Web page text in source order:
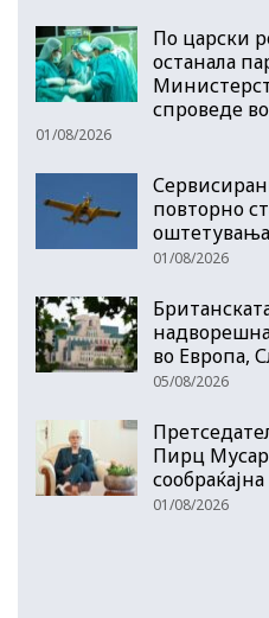
По царски
останала
спроведе
01/08/2026
повторно
01/08/2026
во Европа,
05/08/2026
Пирц
01/08/2026